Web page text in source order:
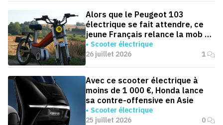
Alors que le Peugeot 103
électrique se fait attendre, ce
jeune Français relance la mob en
version électrique
Scooter électrique
26 juillet 2026
1
Avec ce scooter électrique à
moins de 1 000 €, Honda lance
sa contre-offensive en Asie
Scooter électrique
25 juillet 2026
0